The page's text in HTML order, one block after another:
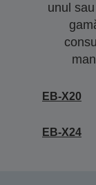
unul
EB-X20
EB-X24